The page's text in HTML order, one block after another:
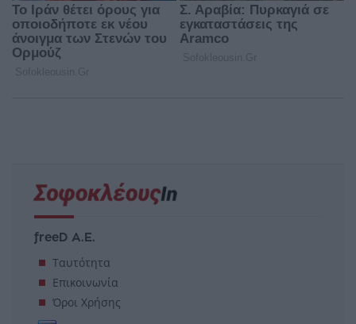
freeD Α.Ε.
Ταυτότητα
Επικοινωνία
Όροι Χρήσης